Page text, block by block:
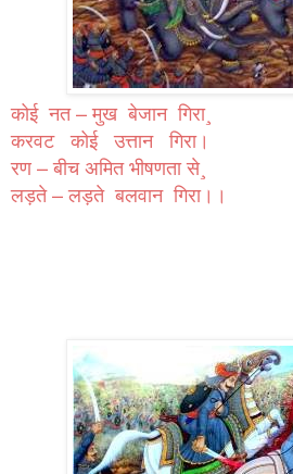
कोई नत – मुख बेजान गिरा¸
करवट कोई उत्तान गिरा।
रण – बीच अमित भीषणता से¸
लड़ते – लड़ते बलवान गिरा।।